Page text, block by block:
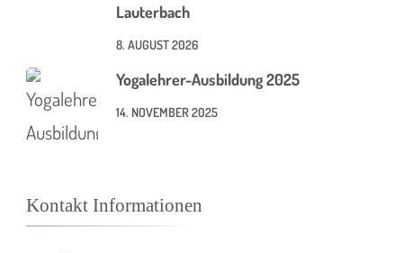
Lauterbach
8. AUGUST 2026
Yogalehrer-Ausbildung 2025
14. NOVEMBER 2025
Kontakt Informationen